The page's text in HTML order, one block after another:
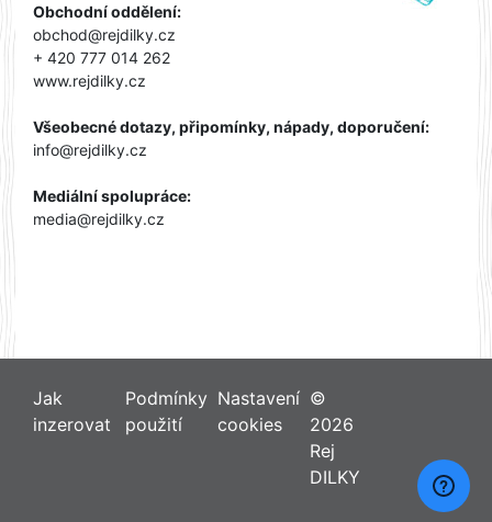
Obchodní oddělení:
obchod@rejdilky.cz
+ 420 777 014 262
www.rejdilky.cz
Všeobecné dotazy, připomínky, nápady, doporučení:
info@rejdilky.cz
Mediální spolupráce:
media@rejdilky.cz
Jak
inzerovat
Podmínky
použití
Nastavení
cookies
©
2026
Rej
DILKY